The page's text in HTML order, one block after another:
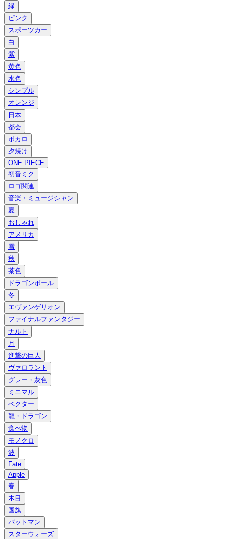
緑
ピンク
スポーツカー
白
紫
黄色
水色
シンプル
オレンジ
日本
都会
ボカロ
夕焼け
ONE PIECE
初音ミク
ロゴ関連
音楽・ミュージシャン
夏
おしゃれ
アメリカ
雪
秋
茶色
ドラゴンボール
冬
エヴァンゲリオン
ファイナルファンタジー
ナルト
月
進撃の巨人
ヴァロラント
グレー・灰色
ミニマル
ベクター
龍・ドラゴン
食べ物
モノクロ
波
Fate
Apple
春
木目
国旗
バットマン
スターウォーズ